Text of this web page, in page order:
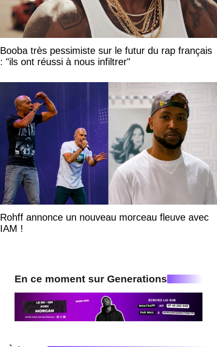
Booba très pessimiste sur le futur du rap français
: "ils ont réussi à nous infiltrer"
Rohff annonce un nouveau morceau fleuve avec
IAM !
En ce moment sur Generations